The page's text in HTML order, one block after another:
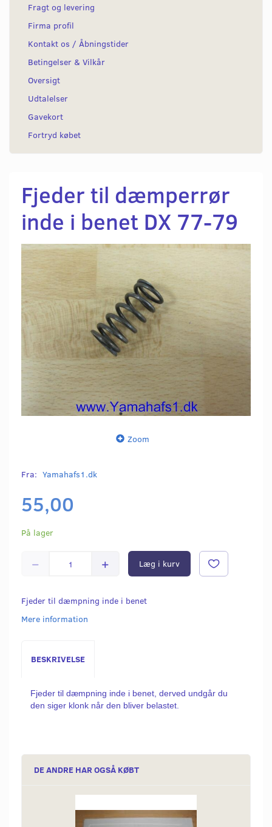
Fragt og levering
Firma profil
Kontakt os / Åbningstider
Betingelser & Vilkår
Oversigt
Udtalelser
Gavekort
Fortryd købet
Fjeder til dæmperrør
inde i benet DX 77-79
Zoom
Fra: Yamahafs1.dk
55,00
På lager
Læg i kurv
Fjeder til dæmpning inde i benet
Mere information
BESKRIVELSE
Fjeder til dæmpning inde i benet, derved undgår du
den siger klonk når den bliver belastet.
DE ANDRE HAR OGSÅ KØBT